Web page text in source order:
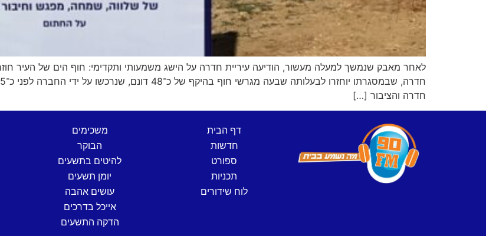
לאחר מאבק שנמשך למעלה מעשור, הודיעה עיריית חדרה על הישג משמעותי ותקדימי: חוף הים של העיר
חדרה והציבור […]
דף הבית
חדשות
ספורט
תכניות
לוח שידורים
משכימים
הבוקר
להיטים בתשעים
יומן תשעים
עושים אהבה
אייכל בדרכים
הדקה התשעים